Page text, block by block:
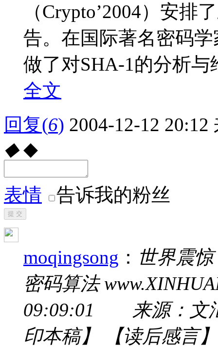
（Crypto’2004）安排
告。在国际著名密码学
做了对SHA-1的分析与
全文
回复(6) 2004-12-12 20:12
◆ ◆
表情 告诉我的粉丝
提 交
moqingsong ： 世界震
密码算法
09:09:01 来源：文
印本稿】 【读后感言